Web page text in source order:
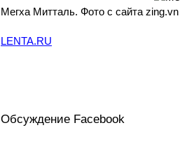
Мегха Митталь. Фото с сайта zing.vn
LENTA.RU
Обсуждение Facebook